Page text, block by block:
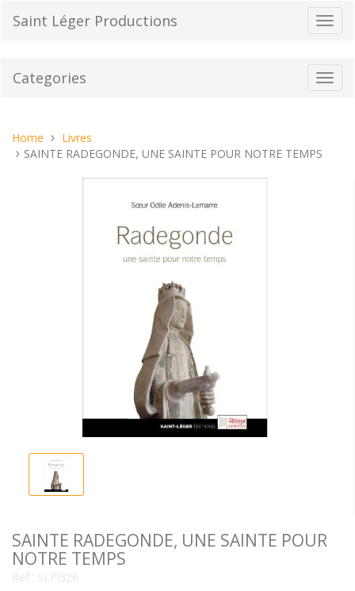
Saint Léger Productions
Categories
You
are
Home
Livres
SAINTE RADEGONDE, UNE SAINTE POUR NOTRE TEMPS
SAINTE RADEGONDE, UNE SAINTE POUR
NOTRE TEMPS
Ref.: SLPl326